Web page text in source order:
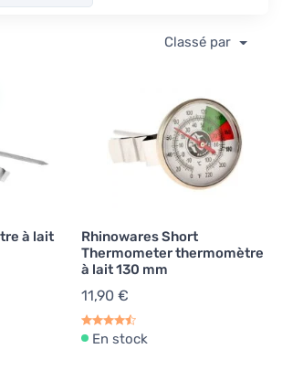
Classé par
à lait
Rhinowares Short
Thermometer thermomètre
à lait 130 mm
11,90 €
En stock